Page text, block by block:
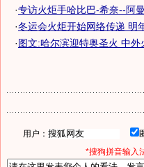
·专访火炬手哈比巴-希奈--阿
·冬运会火炬开始网络传递 明
·图文:哈尔滨迎特奥圣火 中外
用户：
*搜狗拼音输入